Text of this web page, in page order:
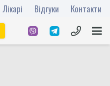
Лікарі Відгуки Контакти